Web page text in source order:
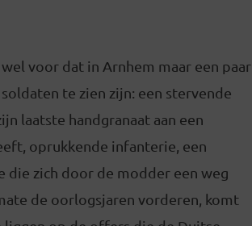
voor dat in Arnhem maar een paar
te zien zijn: een stervende
laatste handgranaat aan een
oprukkende infanterie, een
die zich door de modder een weg
de oorlogsjaren vorderen, komt